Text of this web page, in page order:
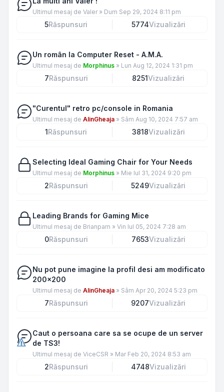
Ultimul mesaj de Valer » Dum Sep 29, 2024 8:11 pm
5Răspunsuri 5774Vizualizări
Un român la Computer Reset - A.M.A.
Ultimul mesaj de Morphinus » Lun Aug 12, 2024 1:31 pm
7Răspunsuri 8251Vizualizări
"Curentul" retro pc/console in Romania
Ultimul mesaj de AlinGheaja » Sâm Aug 10, 2024 7:57 am
1Răspunsuri 3818Vizualizări
Selecting Ideal Gaming Chair for Your Needs
Ultimul mesaj de Morphinus » Mie Iul 31, 2024 9:20 pm
2Răspunsuri 5249Vizualizări
Leading Brands for Gaming Mice
Ultimul mesaj de Brianpam » Vin Iul 05, 2024 7:28 am
0Răspunsuri 7653Vizualizări
Nu pot pune imagine la profil desi am modificato
200x200
Ultimul mesaj de AlinGheaja » Sâm Apr 20, 2024 5:23 pm
7Răspunsuri 9207Vizualizări
Caut o persoana care sa se ocupe de un server
de TS3!
Ultimul mesaj de ViceCSR » Mar Feb 20, 2024 8:53 am
2Răspunsuri 4748Vizualizări